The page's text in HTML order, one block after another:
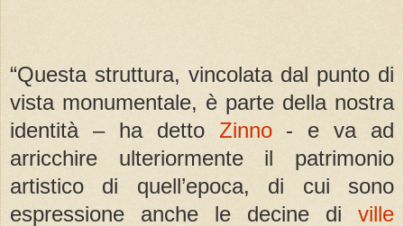
“Questa struttura, vincolata dal punto di
vista monumentale, è parte della nostra
identità – ha detto Zinno- e va ad
arricchire ulteriormente il patrimonio
artistico di quell’epoca, di cui sono
espressione anche le decine di ville